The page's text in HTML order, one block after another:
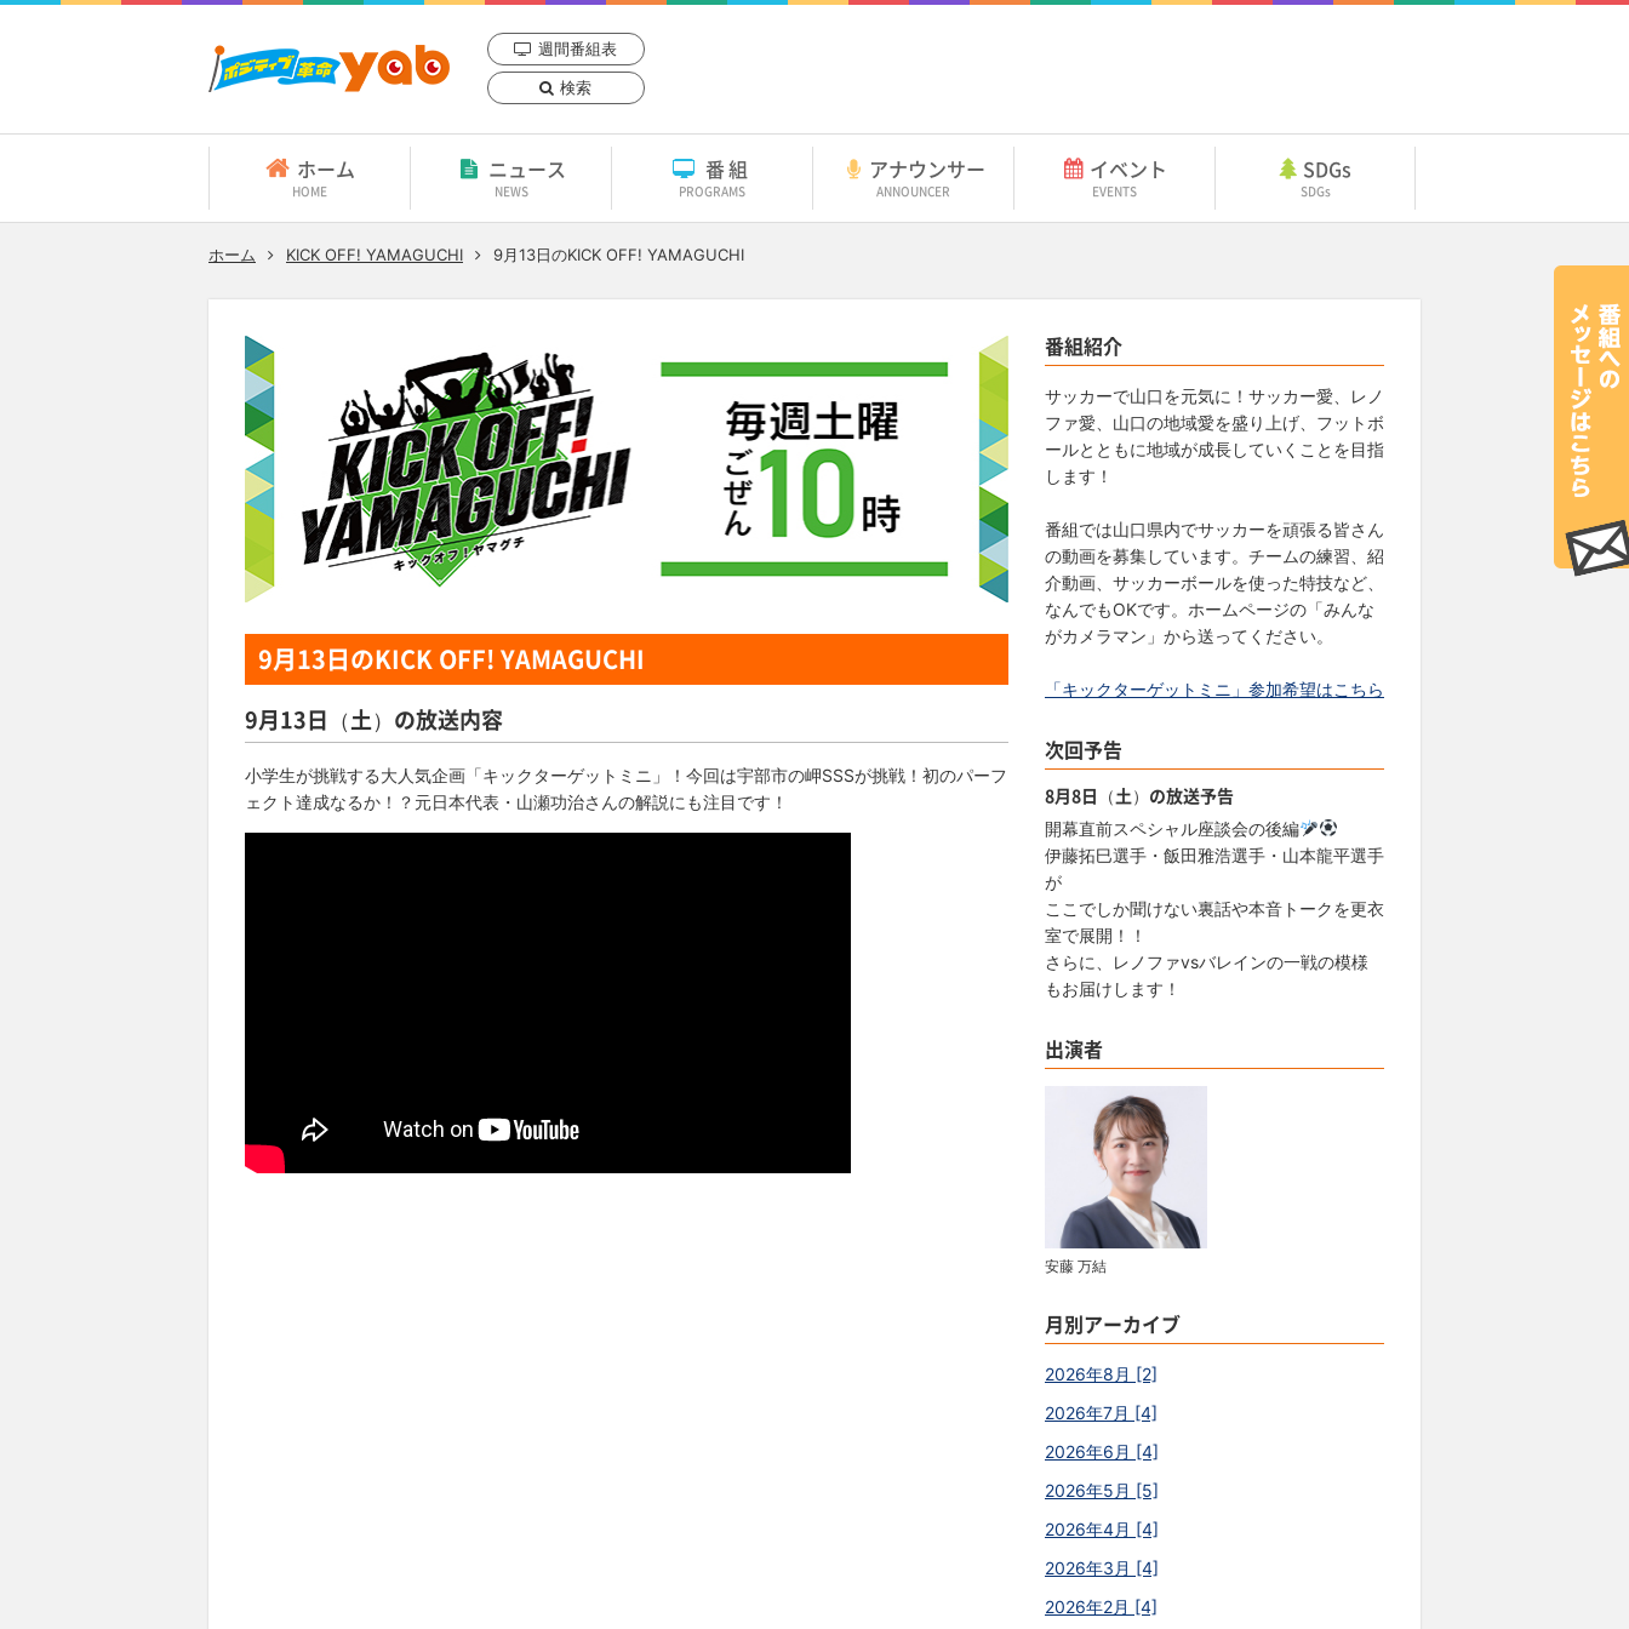
週間番組表
検索
ホーム
HOME
ニュース
NEWS
番組
PROGRAMS
アナウンサー
ANNOUNCER
イベント
EVENTS
SDGs
SDGs
ホーム KICK OFF! YAMAGUCHI 9月13日のKICK OFF! YAMAGUCHI
9月13日のKICK OFF! YAMAGUCHI
9月13日（土）の放送内容
小学生が挑戦する大人気企画「キックターゲットミニ」！今回は宇部市の岬SSSが挑戦！初のパーフ
ェクト達成なるか！？元日本代表・山瀬功治さんの解説にも注目です！
番組紹介
サッカーで山口を元気に！サッカー愛、レノ
ファ愛、山口の地域愛を盛り上げ、フットボ
ールとともに地域が成長していくことを目指
します！
番組では山口県内でサッカーを頑張る皆さん
の動画を募集しています。チームの練習、紹
介動画、サッカーボールを使った特技など、
なんでもOKです。ホームページの「みんな
がカメラマン」から送ってください。
「キックターゲットミニ」参加希望はこちら
次回予告
8月8日（土）の放送予告
開幕直前スペシャル座談会の後編
伊藤拓巳選手・飯田雅浩選手・山本龍平選手
が
ここでしか聞けない裏話や本音トークを更衣
室で展開！！
さらに、レノファvsバレインの一戦の模様
もお届けします！
出演者
安藤 万結
月別アーカイブ
2026年8月 [2]
2026年7月 [4]
2026年6月 [4]
2026年5月 [5]
2026年4月 [4]
2026年3月 [4]
2026年2月 [4]